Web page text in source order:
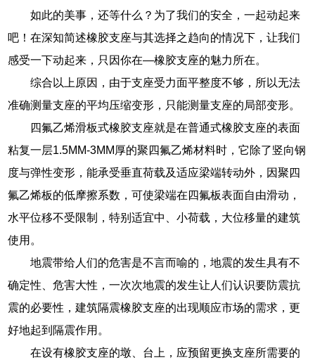
如此的美事，还等什么？为了我们的安全，一起动起来
吧！在深知简述橡胶支座与其选择之趋向的情况下，让我们
感受一下动起来，只因你在—橡胶支座的魅力所在。
综合以上原因，由于支座受力面平整度不够，所以无法
准确测量支座的平均压缩变形，只能测量支座的局部变形。
四氟乙烯滑板式橡胶支座就是在普通式橡胶支座的表面
粘复一层1.5MM-3MM厚的聚四氟乙烯材料时，它除了竖向钢
度与弹性变形，能承受垂直荷载及适应梁端转动外，因聚四
氟乙烯板的低摩擦系数，可使梁端在四氟板表面自由滑动，
水平位移不受限制，特别适宜中、小荷载，大位移量的建筑
使用。
地震带给人们的危害是不言而喻的，地震的发生具有不
确定性、危害大性，一次次地震的发生让人们认识要防震抗
震的必要性，建筑隔震橡胶支座的出现顺应市场的需求，更
好地起到隔震作用。
在设有橡胶支座的墩、台上，应预留更换支座所需要的